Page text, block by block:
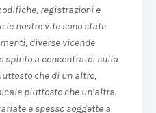
registrazioni e
le nostre vite sono state
diverse vicende
spinto a concentrarci sulla
che di un altro,
piuttosto che un’altra.
e spesso soggette a